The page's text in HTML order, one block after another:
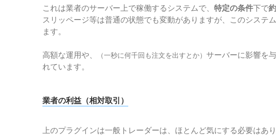
これは業者のサーバー上で稼働するシステムで、 特定の条件下で
スリッページ等は普通の状態でも変動がありますが、このシステ
ます。
高額な運用や、 （一秒に何千回も注文を出すとか） サーバーに影響を
れています。
業者の利益（相対取引）
上のプラグインは一般トレーダーは、ほとんど気にする必要はあ